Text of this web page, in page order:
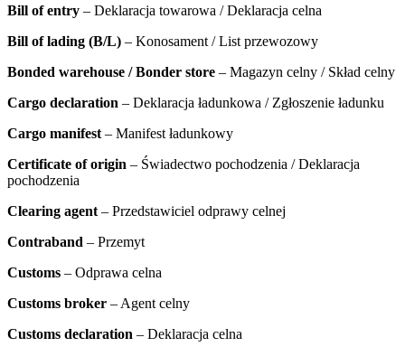
Bill of entry – Deklaracja towarowa / Deklaracja celna
Bill of lading (B/L) – Konosament / List przewozowy
Bonded warehouse / Bonder store – Magazyn celny / Skład celny
Cargo declaration – Deklaracja ładunkowa / Zgłoszenie ładunku
Cargo manifest – Manifest ładunkowy
Certificate of origin – Świadectwo pochodzenia / Deklaracja
pochodzenia
Clearing agent – Przedstawiciel odprawy celnej
Contraband – Przemyt
Customs – Odprawa celna
Customs broker – Agent celny
Customs declaration – Deklaracja celna